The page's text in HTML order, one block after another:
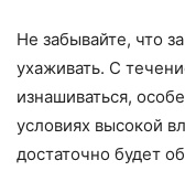
Не забывайте, что
ухаживать. С
изнашиваться,
условиях высокой
достаточно будет